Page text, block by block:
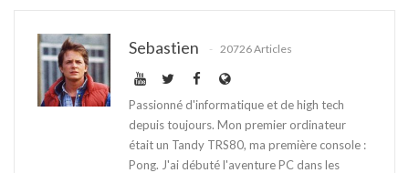
Sebastien 20726 Articles
Passionné d'informatique et de high tech
depuis toujours. Mon premier ordinateur
était un Tandy TRS80, ma première console :
Pong. J'ai débuté l'aventure PC dans les